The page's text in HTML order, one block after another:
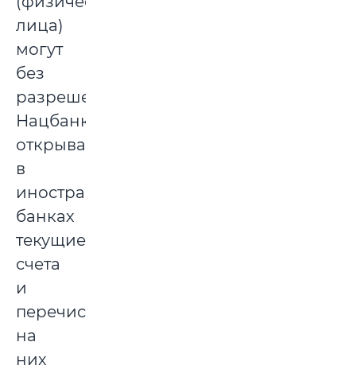
лица)
могут
без
разрешения
Нацбанка
открывать
в
иностранных
банках
текущие
счета
и
перечислять
на
них